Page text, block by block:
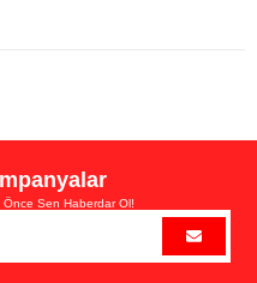
Epson EcoTank L310 Muadil
Mürekkep, Epson EcoTank L350
Mürekkep, Epson EcoTank L386
Epson EcoTank L480 Muadil
Mürekkep, Epson EcoTank L486
Önce Sen Haberdar Ol!